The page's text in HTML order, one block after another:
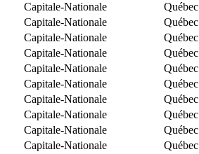
Capitale-Nationale
Québec
Capitale-Nationale
Québec
Capitale-Nationale
Québec
Capitale-Nationale
Québec
Capitale-Nationale
Québec
Capitale-Nationale
Québec
Capitale-Nationale
Québec
Capitale-Nationale
Québec
Capitale-Nationale
Québec
Capitale-Nationale
Québec